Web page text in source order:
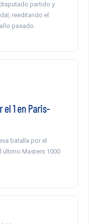
partido y
reeditando el
pasado.
el 1 en Paris-
batalla por el
último Masters 1000